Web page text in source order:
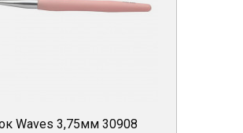
Waves 3,75мм 30908